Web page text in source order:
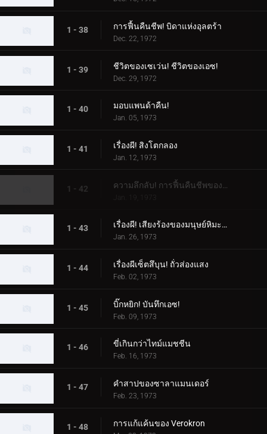
1 - 38 การฟื้นคืนชีพ! บิดาแห่งอุลตร้า
Dec. 22, 1972
1 - 39 ชีวิตของเซเว่น! ชีวิตของเอซ!
Dec. 29, 1972
1 - 40 มอบแพนด้าคืน!
Jan. 05, 1973
1 - 41 เรื่องผี! สิงโตกลอง
Jan. 12, 1973
1 - 42
Jan. 19, 1973
1 - 43 เรื่องผี! เสียงร้องของมนุษย์หิมะที่น่ารังเกียจ
Jan. 26, 1973
1 - 44 เรื่องผีเซ็ตสึบุน! ถั่วส่องแสง
Feb. 02, 1973
1 - 45 บิ๊กหยิก! บันทึกเอซ!
Feb. 09, 1973
1 - 46 ขี่เกินกว่าไทม์แมชชีน
Feb. 16, 1973
1 - 47 คำสาปของซาลาแมนเดอร์
Feb. 23, 1973
1 - 48 การแก้แค้นของ Verokron